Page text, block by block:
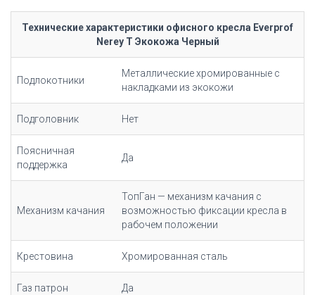
Технические характеристики офисного кресла Everprof
Nerey T Экокожа Черный
Подлокотники
Металлические хромированные с
накладками из экокожи
Подголовник Нет
Поясничная
поддержка
Да
Механизм качания
ТопГан — механизм качания с
возможностью фиксации кресла в
рабочем положении
Крестовина Хромированная сталь
Газ патрон Да